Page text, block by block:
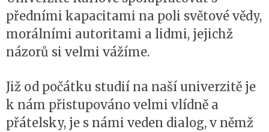
předními kapacitami na poli světové vědy,
morálními autoritami a lidmi, jejichž
názorů si velmi vážíme.
Již od počátku studií na naší univerzitě je
k nám přistupováno velmi vlídně a
přátelsky, je s námi veden dialog, v němž